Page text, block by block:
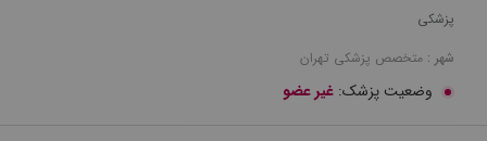
پزشکی
شهر : متخصص پزشکی تهران
وضعیت پزشک: غیر عضو